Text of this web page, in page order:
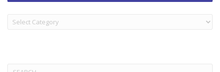
LAKORN:
TITLES
Search